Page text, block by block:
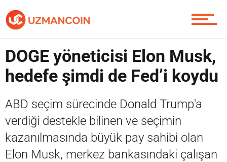
DOGE yöneticisi Elon Musk,
hedefe şimdi de Fed’i koydu
ABD seçim sürecinde Donald Trump'a
verdiği destekle bilinen ve seçimin
kazanılmasında büyük pay sahibi olan
Elon Musk, merkez bankasındaki çalışan